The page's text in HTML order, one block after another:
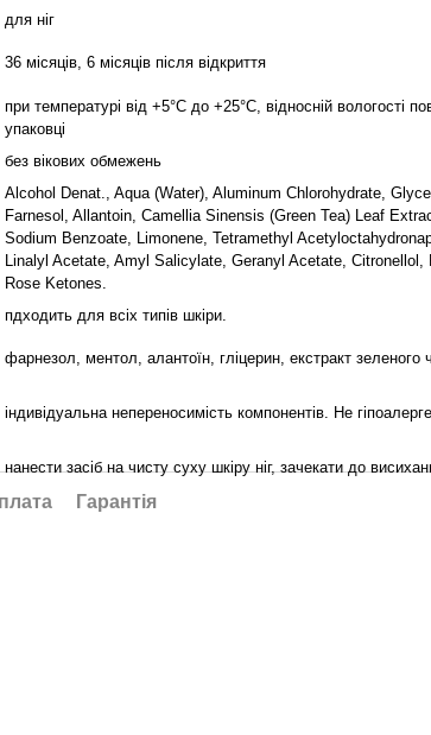
для ніг
36 місяців, 6 місяців після відкриття
при температурі від +5°C до +25°C, відносній вологості
упаковці
без вікових обмежень
Alcohol Denat., Aqua (Water), Aluminum Chlorohydrate,
Farnesol, Allantoin, Camellia Sinensis (Green Tea) Leaf
Sodium Benzoate, Limonene, Tetramethyl
Linalyl Acetate, Amyl Salicylate, Geranyl Acetate, Citronellol,
Rose Ketones.
пдходить для всіх типів шкіри.
фарнезол, ментол, алантоїн, гліцерин, екстракт зеленого
індивідуальна непереносимість компонентів. Не
нанести засіб на чисту суху шкіру ніг, зачекати до
Гарантія